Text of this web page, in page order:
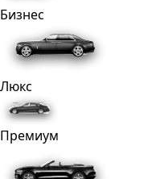
Бизнес
Люкс
Премиум